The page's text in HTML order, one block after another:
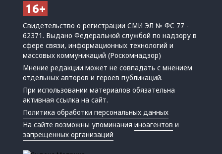
Свидетельство о регистрации СМИ ЭЛ № ФС 77 -
62371. Выдано Федеральной службой по надзору в
сфере связи, информационных технологий и
массовых коммуникаций (Роскомнадзор)
Мнение редакции может не совпадать с мнением
отдельных авторов и героев публикаций.
При использовании материалов обязательна
активная ссылка на сайт.
Политика обработки персональных данных
На сайте возможны упоминанияиноагентов и
запрещенных организаций